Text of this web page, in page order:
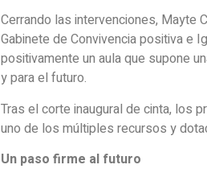
Cerrando las intervenciones, Mayte
Gabinete de Convivencia positiva e
positivamente un aula que supone
y para el futuro.
Tras el corte inaugural de cinta, los
uno de los múltiples recursos y
Un paso firme al futuro